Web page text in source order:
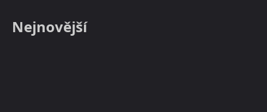
Nejnovější